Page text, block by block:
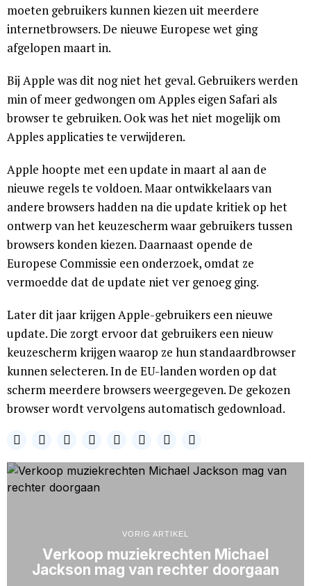
moeten gebruikers kunnen kiezen uit meerdere
internetbrowsers. De nieuwe Europese wet ging
afgelopen maart in.
Bij Apple was dit nog niet het geval. Gebruikers werden
min of meer gedwongen om Apples eigen Safari als
browser te gebruiken. Ook was het niet mogelijk om
Apples applicaties te verwijderen.
Apple hoopte met een update in maart al aan de
nieuwe regels te voldoen. Maar ontwikkelaars van
andere browsers hadden na die update kritiek op het
ontwerp van het keuzescherm waar gebruikers tussen
browsers konden kiezen. Daarnaast opende de
Europese Commissie een onderzoek, omdat ze
vermoedde dat de update niet ver genoeg ging.
Later dit jaar krijgen Apple-gebruikers een nieuwe
update. Die zorgt ervoor dat gebruikers een nieuw
keuzescherm krijgen waarop ze hun standaardbrowser
kunnen selecteren. In de EU-landen worden op dat
scherm meerdere browsers weergegeven. De gekozen
browser wordt vervolgens automatisch gedownload.
VORIG ARTIKEL
Verkoop muziekrechten Michael
Jackson mag van rechter doorgaan